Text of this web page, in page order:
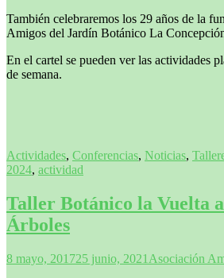
También celebraremos los 29 años de la
Amigos del Jardín Botánico La
En el cartel se pueden ver las actividades
de semana.
Actividades, Conferencias, Noticias,
2024, actividad
Taller Botánico la Vuelta
Árboles
8 mayo, 201725 junio, 2021 Asociación